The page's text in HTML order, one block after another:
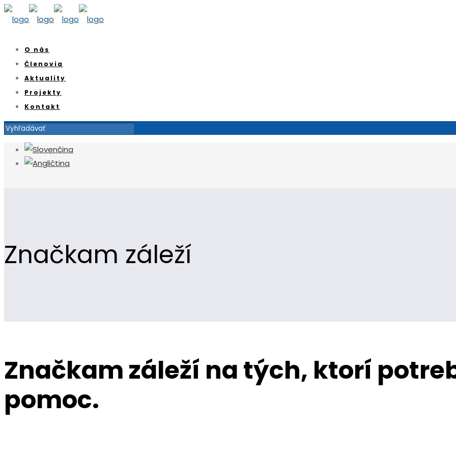
O nás
Členovia
Aktuality
Projekty
Kontakt
Značkam záleží
Značkam záleží na tých, ktorí
pomoc.